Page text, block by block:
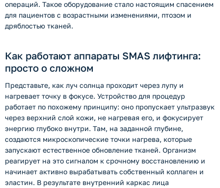
операций. Такое оборудование стало настоящим спасением
для пациентов с возрастными изменениями, птозом и
дряблостью тканей.
Как работают аппараты SMAS лифтинга:
просто о сложном
Представьте, как луч солнца проходит через лупу и
нагревает точку в фокусе. Устройство для процедур
работает по похожему принципу: оно пропускает ультразвук
через верхний слой кожи, не нагревая его, и фокусирует
энергию глубоко внутри. Там, на заданной глубине,
создаются микроскопические точки нагрева, которые
запускают естественное обновление тканей. Организм
реагирует на это сигналом к срочному восстановлению и
начинает активно вырабатывать собственный коллаген и
эластин. В результате внутренний каркас лица